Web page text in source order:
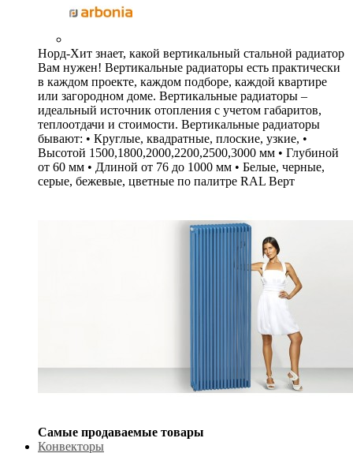
Норд-Хит знает, какой вертикальный стальной радиатор
Вам нужен! Вертикальные радиаторы есть практически
в каждом проекте, каждом подборе, каждой квартире
или загородном доме. Вертикальные радиаторы –
идеальный источник отопления с учетом габаритов,
теплоотдачи и стоимости. Вертикальные радиаторы
бывают: • Круглые, квадратные, плоские, узкие, •
Высотой 1500,1800,2000,2200,2500,3000 мм • Глубиной
от 60 мм • Длиной от 76 до 1000 мм • Белые, черные,
серые, бежевые, цветные по палитре RAL Верт
Самые продаваемые товары
Конвекторы